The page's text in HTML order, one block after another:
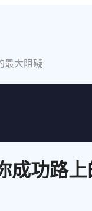
最大阻礙
成功路